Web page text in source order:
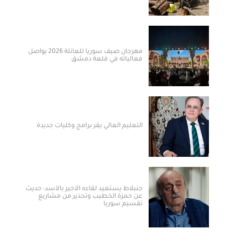
مهرجان صيف سوريا للعائلة 2026 يواصل
فعالياته في قلعة دمشق
التعليم العالي يقر برامج وكليات جديدة
جنبلاط يستعيد لقاءه الأخير بالأسد: حديث
عن حمزة الخطيب وتحذير من مشاريع
تقسيم سوريا